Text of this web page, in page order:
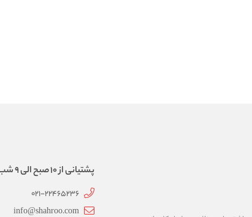
پشتیانی از 10 صبح الی 9 شب
021-22465236
info@shahroo.com